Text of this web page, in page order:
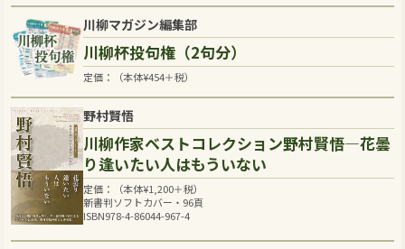
川柳マガジン編集部
川柳杯投句権（2句分）
定価：（本体¥454＋税）
野村賢悟
川柳作家ベストコレクション野村賢悟―花曇
り逢いたい人はもういない
定価：（本体¥1,200＋税）
新書判ソフトカバー・96頁
ISBN978-4-86044-967-4